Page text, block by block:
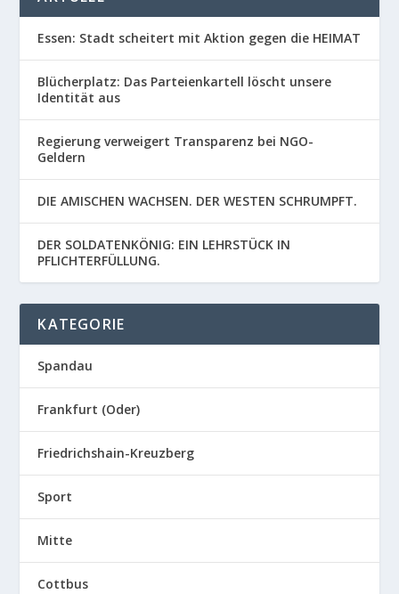
Essen: Stadt scheitert mit Aktion gegen die HEIMAT
Blücherplatz: Das Parteienkartell löscht unsere
Identität aus
Regierung verweigert Transparenz bei NGO-
Geldern
DIE AMISCHEN WACHSEN. DER WESTEN SCHRUMPFT.
DER SOLDATENKÖNIG: EIN LEHRSTÜCK IN
PFLICHTERFÜLLUNG.
KATEGORIE
Spandau
Frankfurt (Oder)
Friedrichshain-Kreuzberg
Sport
Mitte
Cottbus